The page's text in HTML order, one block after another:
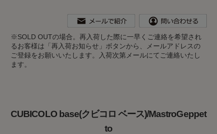
※SOLD OUTの場合。再入荷した際に一早くご連絡を希望され
るお客様は「再入荷お知らせ」ボタンから、メールアドレスの
ご登録をお願いいたします。入荷次第メールにてご連絡いたし
ます。
CUBICOLO base(クビコロ ベース)/MastroGeppet
to